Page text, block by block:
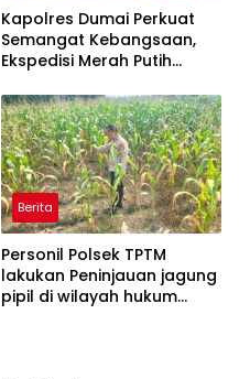
Kapolres Dumai Perkuat
Semangat Kebangsaan,
Ekspedisi Merah Putih
Nyata untuk Rakyat
Berita
Personil Polsek TPTM
lakukan Peninjauan jagung
pipil di wilayah hukum